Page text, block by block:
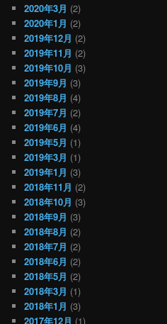
2020年3月 (2)
2020年1月 (2)
2019年12月 (2)
2019年11月 (2)
2019年10月 (3)
2019年9月 (3)
2019年8月 (4)
2019年7月 (2)
2019年6月 (4)
2019年5月 (1)
2019年3月 (1)
2019年1月 (3)
2018年11月 (2)
2018年10月 (3)
2018年9月 (3)
2018年8月 (2)
2018年7月 (2)
2018年6月 (2)
2018年5月 (2)
2018年3月 (1)
2018年1月 (3)
2017年12月 (1)